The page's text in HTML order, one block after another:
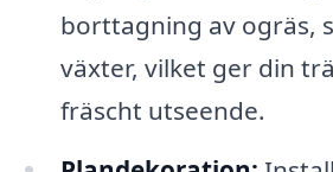
borttagning av ogräs,
växter, vilket ger din
fräscht utseende.